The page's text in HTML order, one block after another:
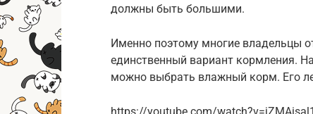
должны быть большими.
Именно поэтому многие владельцы
единственный вариант кормления.
можно выбрать влажный корм. Его